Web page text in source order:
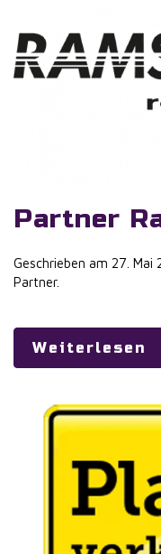
Partner
Geschrieben am 27. Mai
Partner.
Weiterlesen